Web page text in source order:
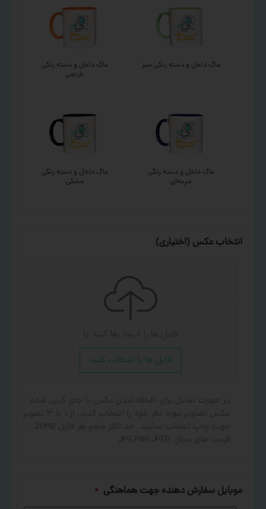
ماگ داخل و دسته رنگی سبز
ماگ داخل و دسته رنگی
نارنجی
ماگ داخل و دسته رنگی
سرمه‌ای
ماگ داخل و دسته رنگی
مشکی
انتخاب عکس (اختیاری)
فایل ها را انتخاب کنید
موبایل سفارش دهنده جهت هماهنگی *